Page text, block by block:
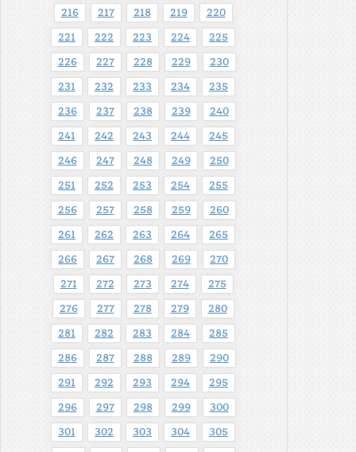
216 217 218 219 220
221 222 223 224 225
226 227 228 229 230
231 232 233 234 235
236 237 238 239 240
241 242 243 244 245
246 247 248 249 250
251 252 253 254 255
256 257 258 259 260
261 262 263 264 265
266 267 268 269 270
271 272 273 274 275
276 277 278 279 280
281 282 283 284 285
286 287 288 289 290
291 292 293 294 295
296 297 298 299 300
301 302 303 304 305